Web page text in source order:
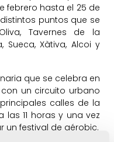
febrero hasta el 25 de
puntos que se
Tavernes de la
Sueca, Xàtiva, Alcoi y
que se celebra en
un circuito urbano
calles de la
11 horas y una vez
un festival de aérobic.